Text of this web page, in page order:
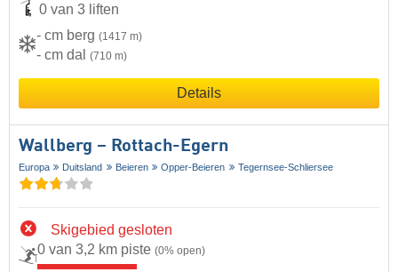
0 van 3 liften
- cm berg (1417 m)
- cm dal (710 m)
Details
Wallberg – Rottach-Egern
Europa Duitsland Beieren Opper-Beieren Tegernsee-Schliersee
Skigebied gesloten
0 van 3,2 km piste (0% open)